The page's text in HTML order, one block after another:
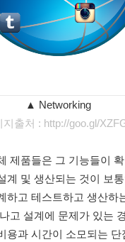
▲ Networking
지출처 : http://goo.gl/
제품들은 그 기능들이
계 및 생산되는 것이 보
하고 테스트하고 생산하
고 설계에 문제가 있는
용과 시간이 소모되는 단